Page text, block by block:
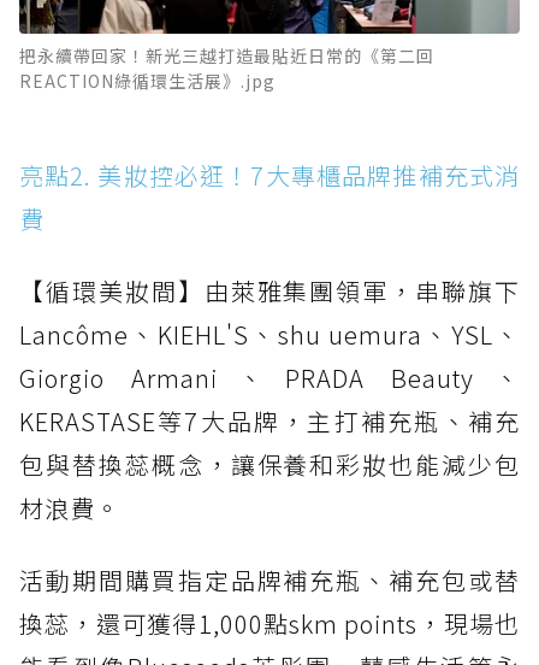
把永續帶回家！新光三越打造最貼近日常的《第二回
REACTION綠循環生活展》.jpg
亮點2. 美妝控必逛！7大專櫃品牌推補充式消
費
【循環美妝間】由萊雅集團領軍，串聯旗下
Lancôme、KIEHL'S、shu uemura、YSL、
Giorgio Armani、PRADA Beauty、
KERASTASE等7大品牌，主打補充瓶、補充
包與替換蕊概念，讓保養和彩妝也能減少包
材浪費。
活動期間購買指定品牌補充瓶、補充包或替
換蕊，還可獲得1,000點skm points，現場也